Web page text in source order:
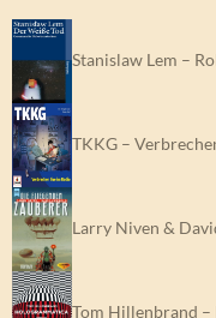
Stanislaw Lem –
TKKG –
Larry Niven &
Tom Hillenbrand